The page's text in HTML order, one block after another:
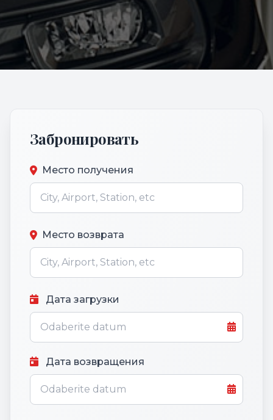
Забронировать
Место получения
Место возврата
Дата загрузки
Дата возвращения